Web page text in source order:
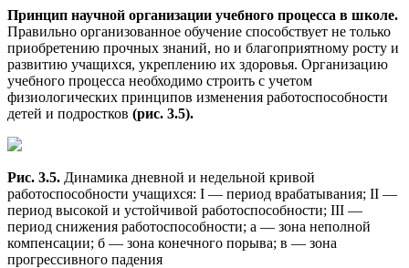
Принцип научной организации учебного процесса в школе.
Правильно организованное обучение способствует не только
приобретению прочных знаний, но и благоприятному росту и
развитию учащихся, укреплению их здоровья. Организацию
учебного процесса необходимо строить с учетом
физиологических принципов изменения работоспособности
детей и подростков (рис. 3.5).
Рис. 3.5. Динамика дневной и недельной кривой
работоспособности учащихся: I — период врабатывания; II —
период высокой и устойчивой работоспособности; III —
период снижения работоспособности; а — зона неполной
компенсации; б — зона конечного порыва; в — зона
прогрессивного падения